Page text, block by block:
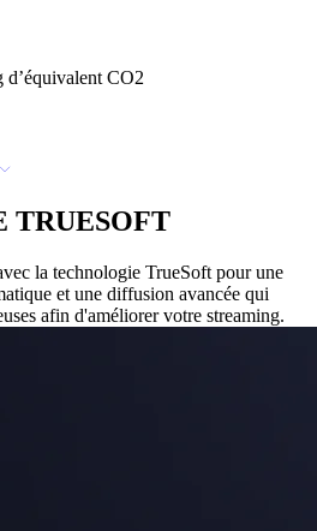
d’équivalent CO2
TRUESOFT
la technologie TrueSoft pour une
et une diffusion avancée qui
afin d'améliorer votre streaming.